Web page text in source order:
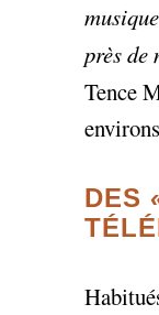
près de
Tence
DES